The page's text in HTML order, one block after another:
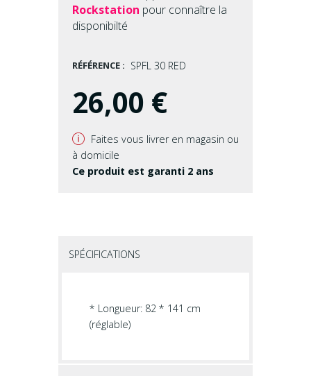
Rockstation pour connaître la
disponibilté
RÉFÉRENCE : SPFL 30 RED
26,00 €
v Faites vous livrer en magasin ou
à domicile
Ce produit est garanti 2 ans
SPÉCIFICATIONS
* Longueur: 82 * 141 cm
(réglable)